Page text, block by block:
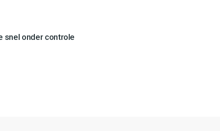
snel onder controle